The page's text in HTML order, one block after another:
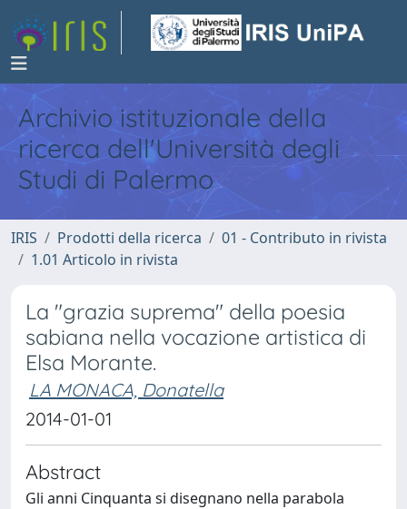
Archivio istituzionale della
ricerca dell'Università degli
Studi di Palermo
IRIS Prodotti della ricerca
01 - Contributo in rivista
1.01 Articolo in rivista
La "grazia suprema" della poesia
sabiana nella vocazione artistica di
Elsa Morante.
LA MONACA, Donatella
2014-01-01
Abstract
Gli anni Cinquanta si disegnano nella parabola